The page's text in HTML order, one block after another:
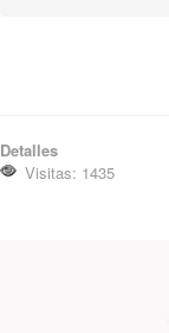
Detalles
Visitas: 1435